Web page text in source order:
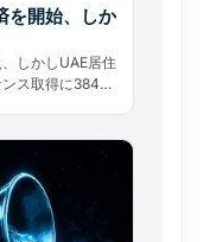
を開始、しか
しかしUAE居住
ス取得に384日